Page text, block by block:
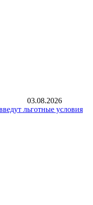
03.08.2026
льготные условия